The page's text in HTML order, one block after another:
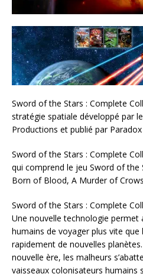
Sword of the Stars : Complete
stratégie spatiale développé par
Productions et publié par
Sword of the Stars : Complete
qui comprend le jeu Sword of the
Born of Blood, A Murder of
Sword of the Stars : Complete
Une nouvelle technologie permet
humains de voyager plus vite que
rapidement de nouvelles
nouvelle ère, les malheurs
vaisseaux colonisateurs